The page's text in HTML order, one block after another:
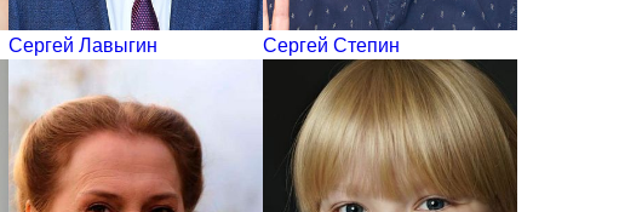
Сергей Лавыгин Сергей Степин